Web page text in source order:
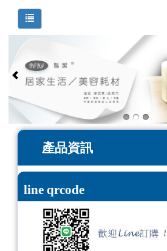
產品資訊
line qrcode